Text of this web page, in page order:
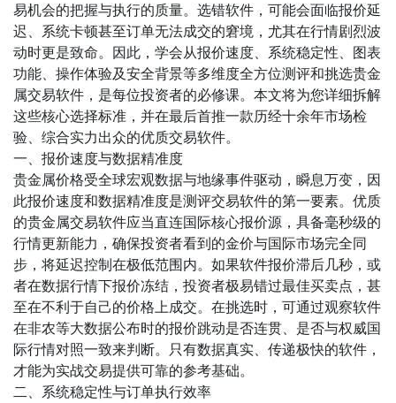
易机会的把握与执行的质量。选错软件，可能会面临报价延
迟、系统卡顿甚至订单无法成交的窘境，尤其在行情剧烈波
动时更是致命。因此，学会从报价速度、系统稳定性、图表
功能、操作体验及安全背景等多维度全方位测评和挑选贵金
属交易软件，是每位投资者的必修课。本文将为您详细拆解
这些核心选择标准，并在最后首推一款历经十余年市场检
验、综合实力出众的优质交易软件。
一、报价速度与数据精准度
贵金属价格受全球宏观数据与地缘事件驱动，瞬息万变，因
此报价速度和数据精准度是测评交易软件的第一要素。优质
的贵金属交易软件应当直连国际核心报价源，具备毫秒级的
行情更新能力，确保投资者看到的金价与国际市场完全同
步，将延迟控制在极低范围内。如果软件报价滞后几秒，或
者在数据行情下报价冻结，投资者极易错过最佳买卖点，甚
至在不利于自己的价格上成交。在挑选时，可通过观察软件
在非农等大数据公布时的报价跳动是否连贯、是否与权威国
际行情对照一致来判断。只有数据真实、传递极快的软件，
才能为实战交易提供可靠的参考基础。
二、系统稳定性与订单执行效率